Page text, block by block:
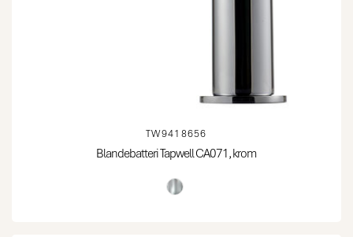
TW9418656
Blandebatteri Tapwell CA071, krom